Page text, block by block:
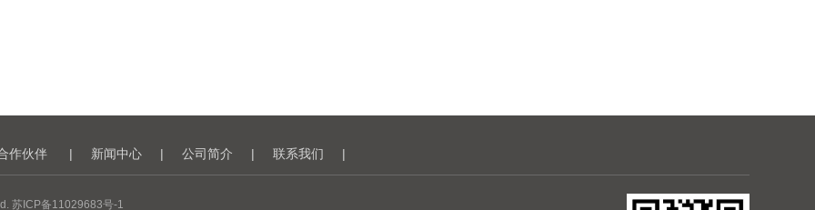
作伙伴 | 新闻中心 | 公司简介 | 联系我们 |
苏ICP备11029683号-1